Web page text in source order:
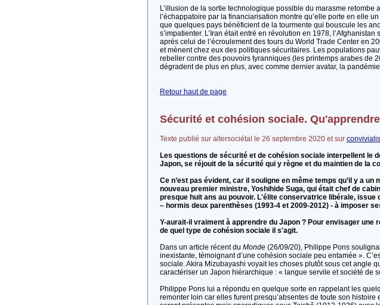
L’illusion de la sortie technologique possible du marasme
l’échappatoire par la financiarisation montre qu’elle porte en elle
que quelques pays bénéficient de la tourmente qui bouscule les
s’impatienter. L’Iran était entré en révolution en 1978,
après celui de l’écroulement des tours du World Trade Center en
et mènent chez eux des politiques sécuritaires. Les populations
rebeller contre des pouvoirs tyranniques (les printemps arabes de
dégradent de plus en plus, avec comme dernier avatar, la
Retour haut de page
Sécurité et cohésion sociale.
Texte publié sur altersociétal le 26 septembre 2020 et sur
Les questions de sécurité et de cohésion sociale interpellent le
Japon, se réjouit de la sécurité qui y règne et du maintien de la
Ce n’est pas évident, car il souligne en même temps qu’il y a
nouveau premier ministre, Yoshihide Suga, qui était chef de
presque huit ans au pouvoir. L'élite conservatrice libérale,
– hormis deux parenthèses (1993-4 et 2009-2012) - à imposer
Y-aurait-il vraiment à apprendre du Japon ? Pour envisager
de quel type de cohésion sociale il s'agit.
Dans un article récent du Monde (26/09/20), Philippe Pons
inexistante, témoignant d’une cohésion sociale peu entamée ».
sociale. Akira Mizubayashi voyait les choses plutôt sous cet angle
caractériser un Japon hiérarchique : « langue servile et société de
Philippe Pons lui a répondu en quelque sorte en rappelant les
remonter loin car elles furent presqu’absentes de toute son